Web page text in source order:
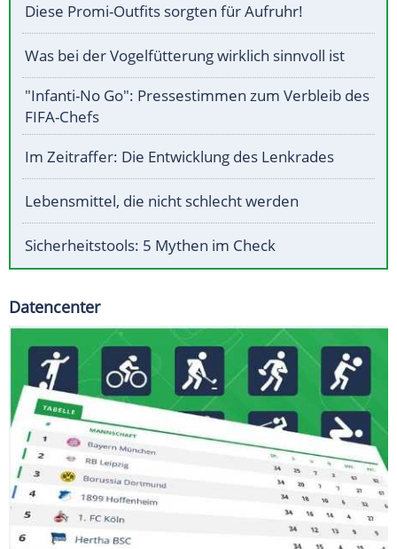
Diese Promi-Outfits sorgten für Aufruhr!
Was bei der Vogelfütterung wirklich sinnvoll ist
"Infanti-No Go": Pressestimmen zum Verbleib des
FIFA-Chefs
Im Zeitraffer: Die Entwicklung des Lenkrades
Lebensmittel, die nicht schlecht werden
Sicherheitstools: 5 Mythen im Check
Datencenter